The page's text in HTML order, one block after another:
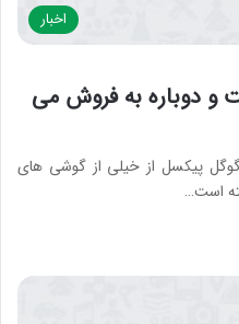
اخبار
و دوباره به فروش می
پیکسل از خیلی از گوشی های